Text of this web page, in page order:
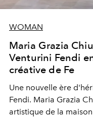
WOMAN
Maria Grazia
Venturini Fendi
créative de Fe
Une nouvelle ère
Fendi. Maria Grazia
artistique de la